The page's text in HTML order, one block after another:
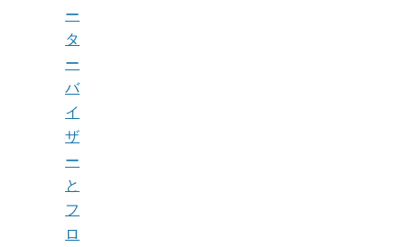
ー
タ
ー
バ
イ
ザ
ー
と
フ
ロ